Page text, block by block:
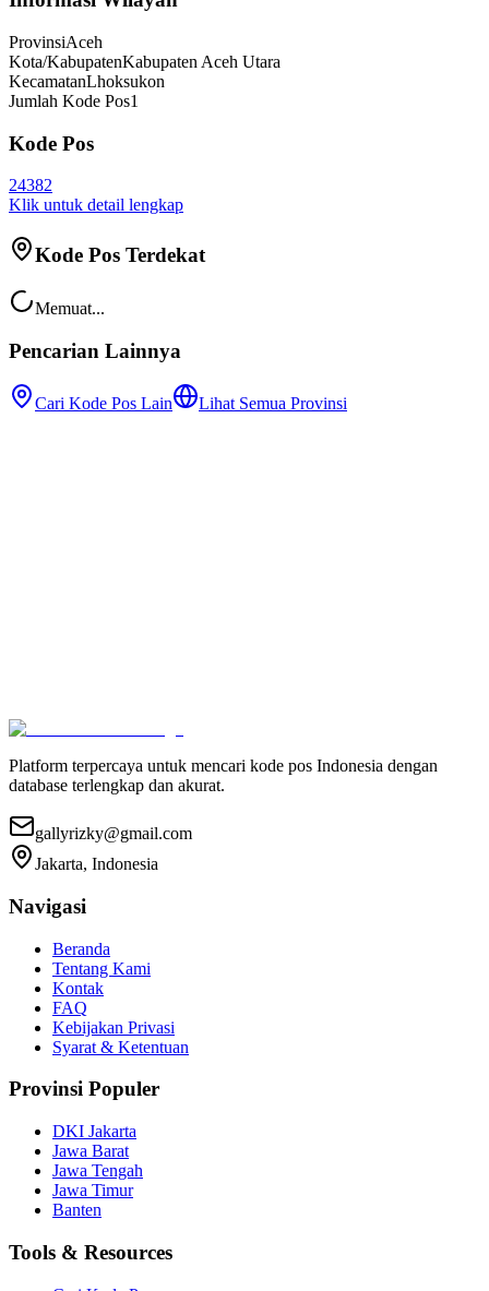
ProvinsiAceh
Kota/KabupatenKabupaten Aceh Utara
KecamatanLhoksukon
Jumlah Kode Pos1
Kode Pos
24382
Klik untuk detail lengkap
Kode Pos Terdekat
Memuat...
Pencarian Lainnya
Cari Kode Pos Lain Lihat Semua Provinsi
Platform terpercaya untuk mencari kode pos Indonesia dengan
database terlengkap dan akurat.
gallyrizky@gmail.com
Jakarta, Indonesia
Navigasi
Beranda
Tentang Kami
Kontak
FAQ
Kebijakan Privasi
Syarat & Ketentuan
Provinsi Populer
DKI Jakarta
Jawa Barat
Jawa Tengah
Jawa Timur
Banten
Tools & Resources